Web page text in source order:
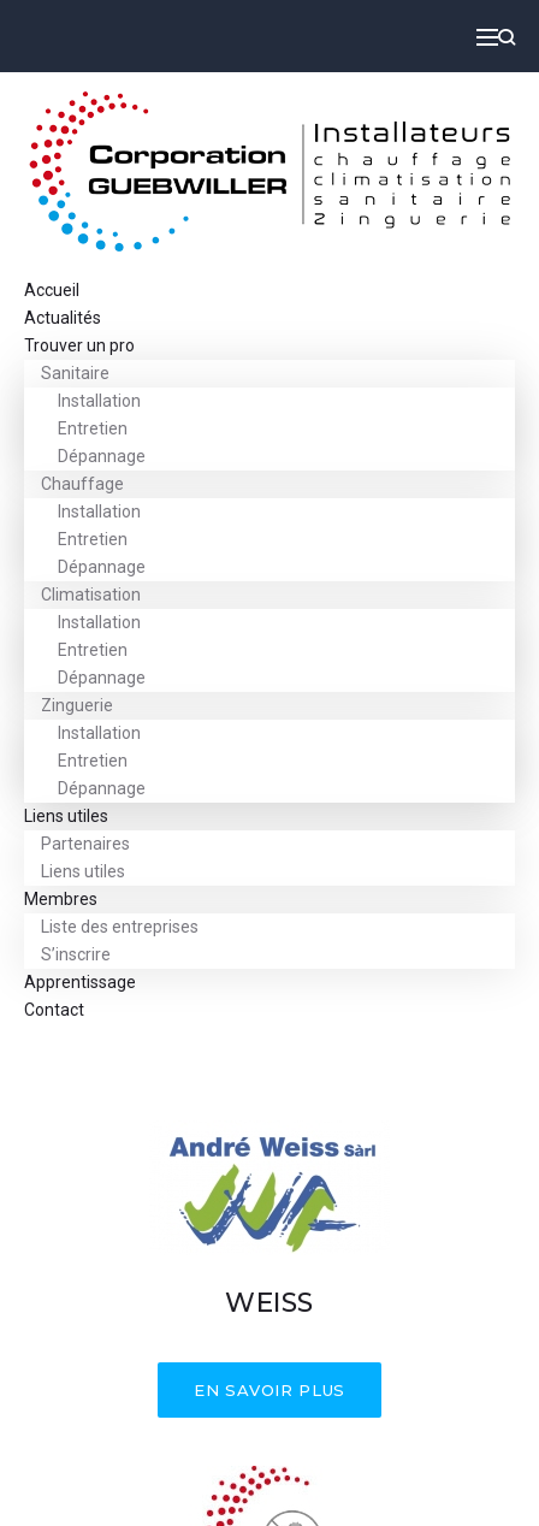
Accueil
Actualités
Trouver un pro
Sanitaire
Installation
Entretien
Dépannage
Chauffage
Installation
Entretien
Dépannage
Climatisation
Installation
Entretien
Dépannage
Zinguerie
Installation
Entretien
Dépannage
Liens utiles
Partenaires
Liens utiles
Membres
Liste des entreprises
S’inscrire
Apprentissage
Contact
WEISS
EN SAVOIR PLUS